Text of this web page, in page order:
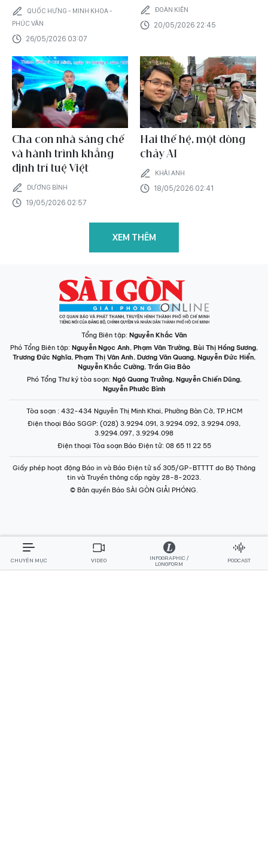
QUỐC HƯNG - MINH KHOA -
PHÚC VÂN
26/05/2026 03:07
ĐOÀN KIÊN
20/05/2026 22:45
Cha con nhà sáng chế
và hành trình khẳng
định trí tuệ Việt
DƯƠNG BÌNH
19/05/2026 02:57
Hai thế hệ, một dòng
chảy AI
KHẢI ANH
18/05/2026 02:41
XEM THÊM
Tổng Biên tập: Nguyễn Khắc Văn
Phó Tổng Biên tập: Nguyễn Ngọc Anh, Phạm Văn Trường, Bùi Thị Hồng Sương,
Trương Đức Nghĩa, Phạm Thị Vân Anh, Dương Văn Quang, Nguyễn Đức Hiển,
Nguyễn Khắc Cường, Trần Gia Bảo
Phó Tổng Thư ký tòa soạn: Ngô Quang Trưởng, Nguyễn Chiến Dũng,
Nguyễn Phước Bình
Tòa soạn : 432-434 Nguyễn Thị Minh Khai, Phường Bàn Cờ, TP.HCM
Điện thoại Báo SGGP: (028) 3.9294.091, 3.9294.092, 3.9294.093,
3.9294.097, 3.9294.098
Điện thoại Tòa soạn Báo Điện tử: 08 65 11 22 55
Giấy phép hoạt động Báo in và Báo Điện tử số 305/GP-BTTTT do Bộ Thông
tin và Truyền thông cấp ngày 28-8-2023.
© Bản quyền Báo SÀI GÒN GIẢI PHÓNG.
CHUYÊN MỤC VIDEO
INFOGRAPHIC /
LONGFORM
PODCAST